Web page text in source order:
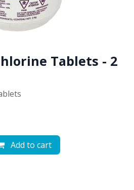
Tablets - 2
Add to cart